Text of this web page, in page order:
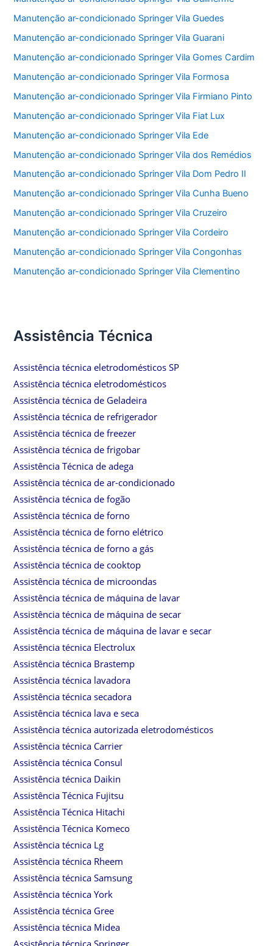
Manutenção ar-condicionado Springer Vila Guedes
Manutenção ar-condicionado Springer Vila Guarani
Manutenção ar-condicionado Springer Vila Gomes Cardim
Manutenção ar-condicionado Springer Vila Formosa
Manutenção ar-condicionado Springer Vila Firmiano Pinto
Manutenção ar-condicionado Springer Vila Fiat Lux
Manutenção ar-condicionado Springer Vila Ede
Manutenção ar-condicionado Springer Vila dos Remédios
Manutenção ar-condicionado Springer Vila Dom Pedro II
Manutenção ar-condicionado Springer Vila Cunha Bueno
Manutenção ar-condicionado Springer Vila Cruzeiro
Manutenção ar-condicionado Springer Vila Cordeiro
Manutenção ar-condicionado Springer Vila Congonhas
Manutenção ar-condicionado Springer Vila Clementino
Assistência Técnica
Assistência técnica eletrodomésticos SP
Assistência técnica eletrodomésticos
Assistência técnica de Geladeira
Assistência técnica de refrigerador
Assistência técnica de freezer
Assistência técnica de frigobar
Assistência Técnica de adega
Assistência técnica de ar-condicionado
Assistência técnica de fogão
Assistência técnica de forno
Assistência técnica de forno elétrico
Assistência técnica de forno a gás
Assistência técnica de cooktop
Assistência técnica de microondas
Assistência técnica de máquina de lavar
Assistência técnica de máquina de secar
Assistência técnica de máquina de lavar e secar
Assistência técnica Electrolux
Assistência técnica Brastemp
Assistência técnica lavadora
Assistência técnica secadora
Assistência técnica lava e seca
Assistência técnica autorizada eletrodomésticos
Assistência técnica Carrier
Assistência técnica Consul
Assistência técnica Daikin
Assistência Técnica Fujitsu
Assistência Técnica Hitachi
Assistência Técnica Komeco
Assistência técnica Lg
Assistência técnica Rheem
Assistência técnica Samsung
Assistência técnica York
Assistência técnica Gree
Assistência técnica Midea